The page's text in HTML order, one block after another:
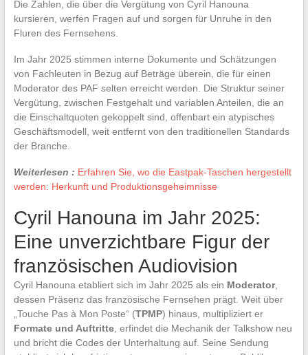
Die Zahlen, die über die Vergütung von Cyril Hanouna
kursieren, werfen Fragen auf und sorgen für Unruhe in den
Fluren des Fernsehens.
Im Jahr 2025 stimmen interne Dokumente und Schätzungen
von Fachleuten in Bezug auf Beträge überein, die für einen
Moderator des PAF selten erreicht werden. Die Struktur seiner
Vergütung, zwischen Festgehalt und variablen Anteilen, die an
die Einschaltquoten gekoppelt sind, offenbart ein atypisches
Geschäftsmodell, weit entfernt von den traditionellen Standards
der Branche.
Weiterlesen : Erfahren Sie, wo die Eastpak-Taschen hergestellt
werden: Herkunft und Produktionsgeheimnisse
Cyril Hanouna im Jahr 2025:
Eine unverzichtbare Figur der
französischen Audiovision
Cyril Hanouna etabliert sich im Jahr 2025 als ein Moderator,
dessen Präsenz das französische Fernsehen prägt. Weit über
„Touche Pas à Mon Poste“ (TPMP) hinaus, multipliziert er
Formate und Auftritte, erfindet die Mechanik der Talkshow neu
und bricht die Codes der Unterhaltung auf. Seine Sendung